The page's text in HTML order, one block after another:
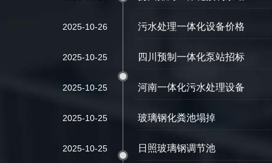
2025-10-26 污水处理一体化设备价格
2025-10-25 四川预制一体化泵站招标
2025-10-25 河南一体化污水处理设备
2025-10-25 玻璃钢化粪池塌掉
2025-10-25 日照玻璃钢调节池